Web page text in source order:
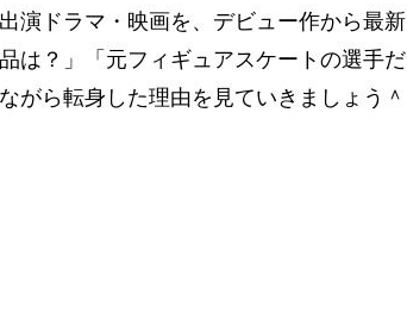
演ドラマ・映画を、デビュー作から最新
は？」「元フィギュアスケートの選手だ
がら転身した理由を見ていきましょう＾